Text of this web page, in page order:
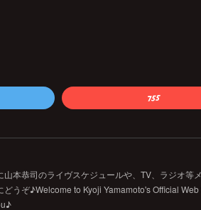
本恭司のライヴスケジュールや、TV、ラジオ等
うぞ♪Welcome to Kyoji Yamamoto's Official